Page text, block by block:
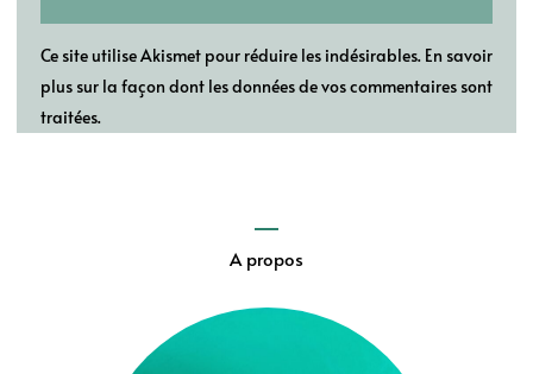
Ce site utilise Akismet pour réduire les indésirables. En savoir
plus sur la façon dont les données de vos commentaires sont
traitées.
A propos